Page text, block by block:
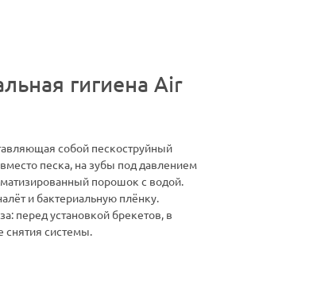
гигиена Air
собой пескоструйный
песка, на зубы под давлением
порошок с водой.
и бактериальную плёнку.
перед установкой брекетов, в
снятия системы.